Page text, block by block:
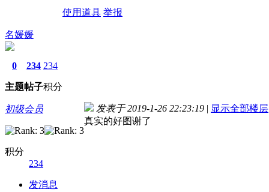
使用道具 举报
名媛媛
0
主题
234
帖子
234
积分
初级会员
积分
234
发消息
发表于 2019-1-26 22:23:19 | 显示全部楼层
真实的好图谢了